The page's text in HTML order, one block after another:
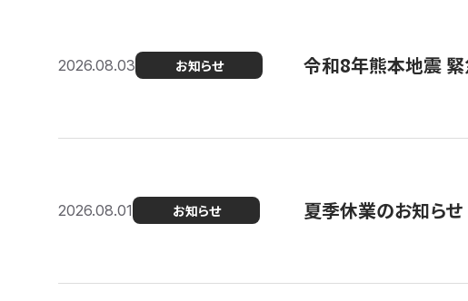
2026.08.03 お知らせ 令和8年熊本地震 緊
2026.08.01 お知らせ 夏季休業のお知らせ